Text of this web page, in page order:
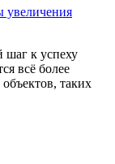
увеличения
к успеху
всё более
таких